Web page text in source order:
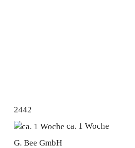
2442
ca. 1 Woche
G. Bee GmbH